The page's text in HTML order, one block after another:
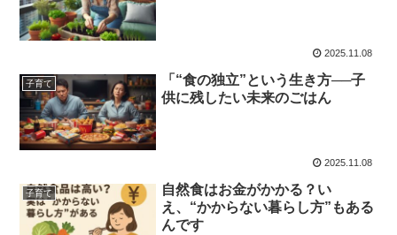
2025.11.08
子育て
「“食の独立”という生き方──子
供に残したい未来のごはん
2025.11.08
子育て
自然食はお金がかかる？い
え、“かからない暮らし方”もある
んです